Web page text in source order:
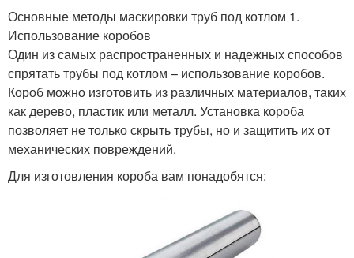
Основные методы маскировки труб под котлом 1.
Использование коробов
Один из самых распространенных и надежных способов
спрятать трубы под котлом – использование коробов.
Короб можно изготовить из различных материалов, таких
как дерево, пластик или металл. Установка короба
позволяет не только скрыть трубы, но и защитить их от
механических повреждений.
Для изготовления короба вам понадобятся: